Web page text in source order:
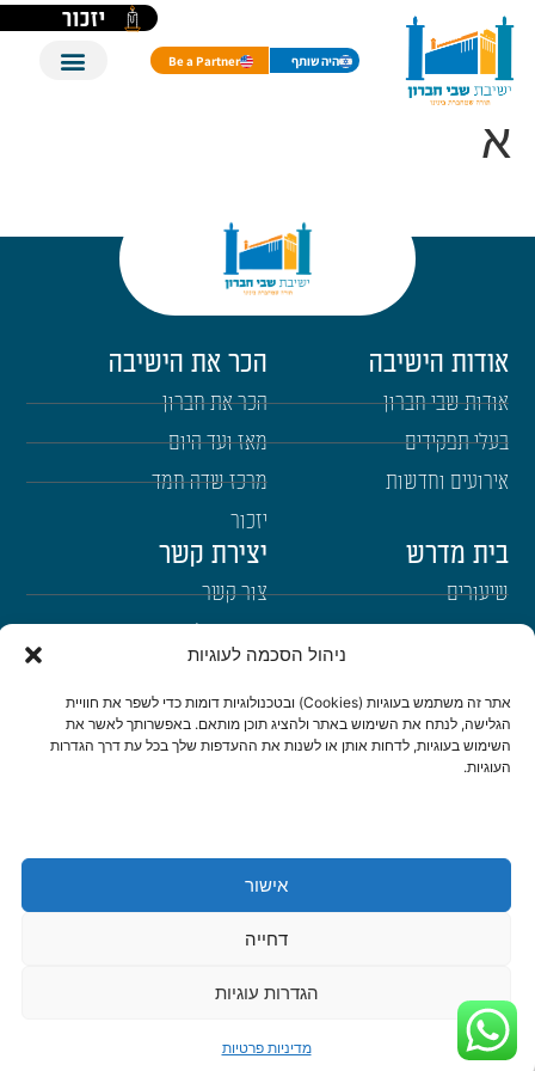
ניהול הסכמה לעוגיות
אתר זה משתמש בעוגיות (Cookies) ובטכנולוגיות דומות כדי לשפר את חוויית
הגלישה, לנתח את השימוש באתר ולהציג תוכן מותאם. באפשרותך לאשר את
השימוש בעוגיות, לדחות אותן או לשנות את ההעדפות שלך בכל עת דרך הגדרות
העוגיות.
אישור
דחייה
הגדרות עוגיות
מדיניות פרטיות
לתוכן יזכור
היה שותף Be a Partner
א
אודות הישיבה
אודות שבי חברון
בעלי תפקידים
אירועים וחדשות
הכר את הישיבה
הכר את חברון
מאז ועד היום
מרכז שדה חמד
יזכור
בית מדרש
שיעורים
יצירת קשר
צור קשר
דרכי הגעה
מדיניות פרטיות
© כל הזכויות שמורות לישיבת שבי חברון 2022 | נבנה ועוצב ב-❤ ע"י